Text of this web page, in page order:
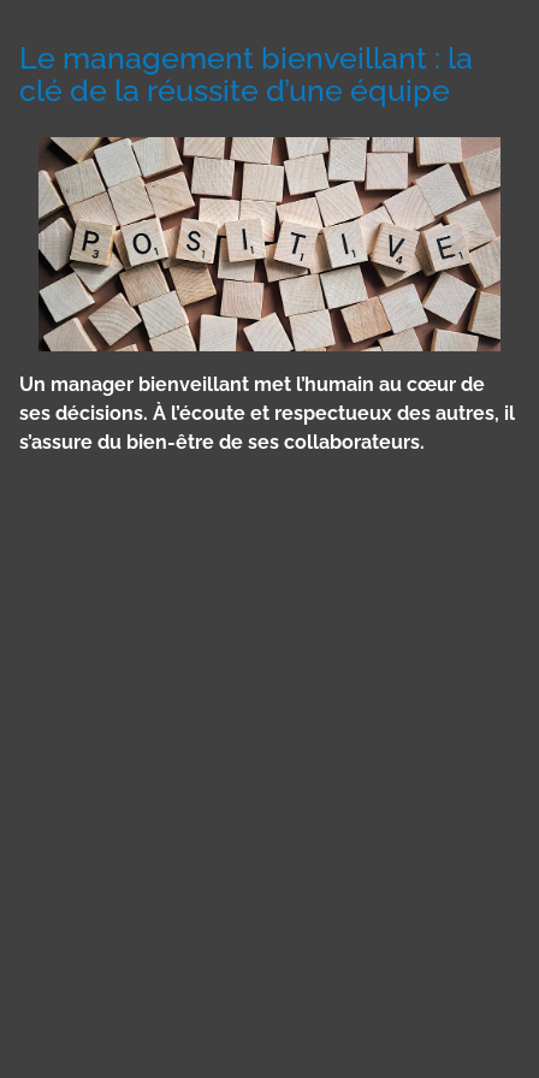
Le management bienveillant : la
clé de la réussite d’une équipe
Un manager bienveillant met l’humain au cœur de
ses décisions. À l’écoute et respectueux des autres, il
s’assure du bien-être de ses collaborateurs.